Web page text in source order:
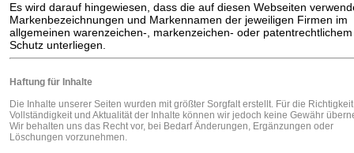
Es wird darauf hingewiesen, dass die auf diesen Webseiten
Markenbezeichnungen und Markennamen der jeweiligen Firmen im
allgemeinen warenzeichen-, markenzeichen- oder patentrechtlichem
Schutz unterliegen.
Haftung für Inhalte
Die Inhalte unserer Seiten wurden mit größter Sorgfalt erstellt. Für die
Vollständigkeit und Aktualität der Inhalte können wir jedoch keine Gewähr
Wir behalten uns das Recht vor, bei Bedarf Änderungen, Ergänzungen oder
Löschungen vorzunehmen.